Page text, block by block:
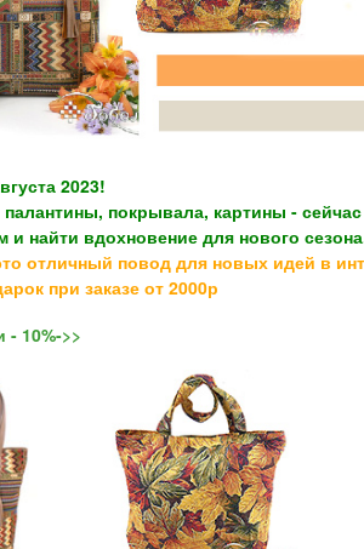
2023!
покрывала, картины -
найти вдохновение для нового
отличный повод для новых идей в
при заказе от 2000р
- 10%->>